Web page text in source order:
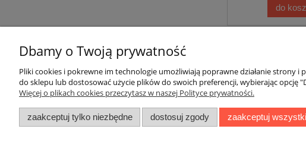
do
Instrukcje
Systemy mocowań
wskazówek
Dostawa i
Jak kupować?
Dbamy o Twoją prywatność
Pliki cookies i pokrewne im technologie umożliwiają poprawne działanie strony
do sklepu lub dostosować użycie plików do swoich preferencji, wybierając opcję
Więcej o plikach cookies przeczytasz w naszej Polityce prywatności.
zaakceptuj tylko niezbędne dostosuj zgody zaakceptuj